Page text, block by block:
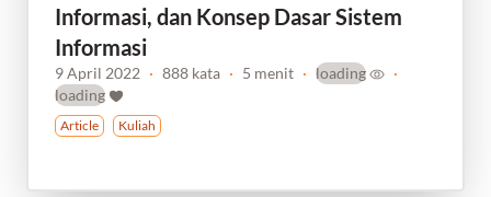
Informasi, dan Konsep Dasar Sistem
Informasi
9 April 2022 · 888 kata · 5 menit · loading
·
loading
Article Kuliah